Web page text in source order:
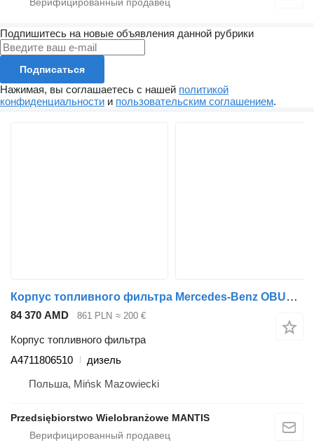
Подпишитесь на новые объявления данной рубрики
Подписаться
Нажимая, вы соглашаетесь с нашей политикой
конфиденциальности и пользовательским соглашением.
Корпус топливного фильтра Mercedes-Benz OBUDOWA FILTRA MERCEDES ACTROS ANTOS AROCS 430/460 A4711806510 для тягача
84 370 AMD 861 PLN ≈ 200 €
Корпус топливного фильтра
A4711806510
дизель
Польша, Mińsk Mazowiecki
Przedsiębiorstwo Wielobranżowe MANTIS